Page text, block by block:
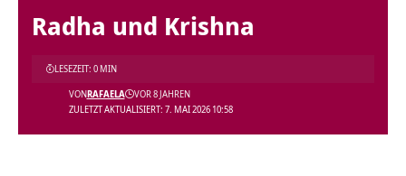
Radha und Krishna
ZULETZT AKTUALISIERT: 7. MAI 2026 10:58
VONRAFAELA VOR 8 JAHREN
LESEZEIT: 0 MIN